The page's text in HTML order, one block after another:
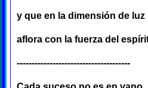
y que en la dimensión de luz
aflora con la fuerza del
--------------------------------------